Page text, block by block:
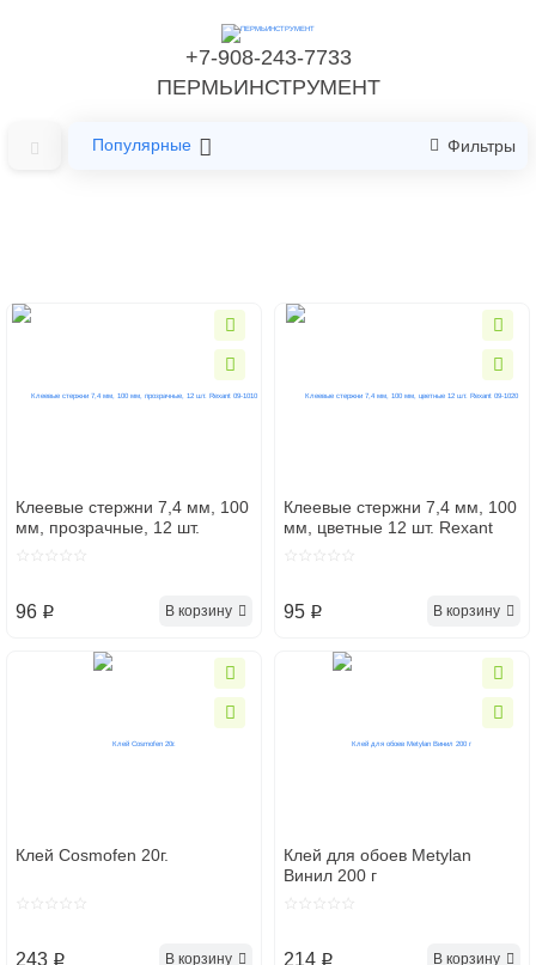
+7-908-243-7733
ПЕРМЬИНСТРУМЕНТ
Популярные Фильтры
Главная Строительные материаллы
Клеевые стержни 7,4 мм, 100
мм, прозрачные, 12 шт.
96 p В корзину
Клеевые стержни 7,4 мм, 100
мм, цветные 12 шт. Rexant
95 p В корзину
Клей Cosmofen 20г.
243 В корзину
Клей для обоев Metylan
Винил 200 г
214 В корзину